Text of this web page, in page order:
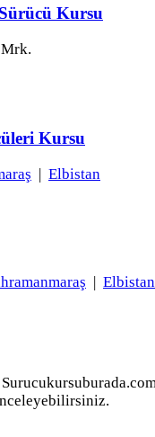
Kursu
Kursu
| Elbistan
| Elbistan